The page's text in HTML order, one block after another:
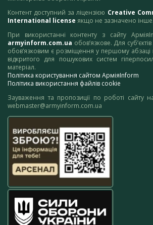
Контент доступний за ліцензією Creative
International license якщо не зазначено інше.
При використанні контенту з сайту
armyinform.com.ua обов’язкове. Для
обов’язковим є розміщення у першому абзаці
відкритого для пошукових систем
матеріал.
Політика користування сайтом АрміяInform
Політика використання файлів cookie
Зауваження та пропозиції по роботі сайту
webmaster@armyinform.com.ua